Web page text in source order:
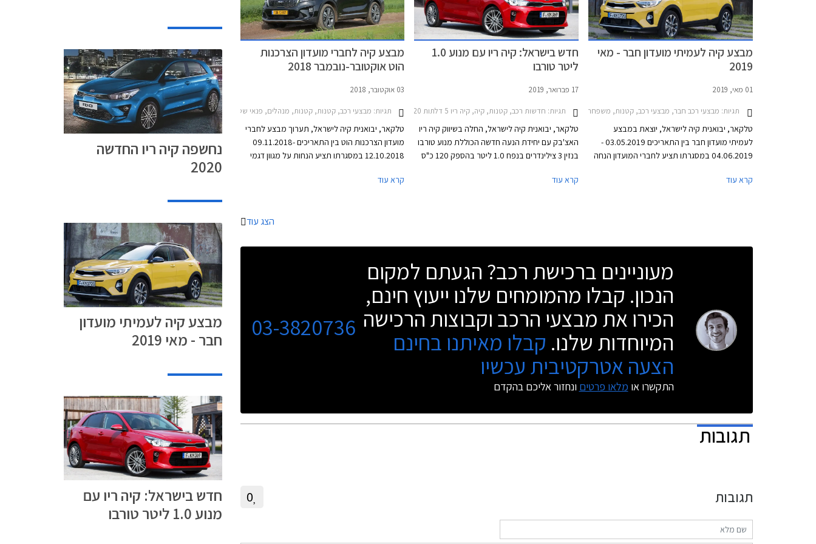
מבצע קיה לעמיתי מועדון חבר - מאי
2019
01 מאי, 2019
תגיות: מבצעי רכב חבר, מבצעי רכב, קטנות, משפחתיות, מיניוואנים, פנאי שטח, קיה, קיה ריו 5 דלתות 2017-2020, קיה קרניבל 2015-2018, קיה ספורטאז' 2019-2022, קיה סיד סטיישן 2019-2025, קיה סורנטו 2017-2021, קיה נירו 2016-2019, קיה קארנס 2013-2018, קיה סיד 5 דלתות 2019-2022, קיה פיקנטו 2017-2021קיה סטוניק 2018-2020
טלקאר, יבואנית קיה לישראל, יוצאת במבצע
לעמיתי מועדון חבר בין התאריכים 03.05.2019 -
04.06.2019 במסגרתו תציע לחברי המועדון הנחה
אוצר החייל בריבית מקסימלית של פריים מינוס
קרא עוד
חדש בישראל: קיה ריו עם מנוע 1.0
ליטר טורבו
17 פברואר, 2019
תגיות: חדשות רכב, קטנות, קיה, קיה ריו 5 דלתות 2017-2020מחירון רכב
טלקאר, יבואנית קיה לישראל, החלה בשיווק קיה ריו
האצ'בק עם יחידת הנעה חדשה הכוללת מנוע טורבו
בנזין 3 צילינדרים בנפח 1.0 ליטר בהספק 120 כ"ס
שהוצע עד כה.
קרא עוד
מבצע קיה לחברי מועדון הצרכנות
הוט אוקטובר-נובמבר 2018
03 אוקטובר, 2018
תגיות: מבצעי רכב, קטנות, קטנות, מנהלים, פנאי שטח, מיניוואנים, קיה, קיה ריו 5 דלתות 2017-2020, קיה אופטימה סדאן 2016-2020, קיה נירו 2016-2019, קיה סורנטו -2026, קיה סטוניק 2018-2020קיה ספורטאז' 2016-2019
טלקאר, יבואנית קיה לישראל, תערוך מבצע לחברי
מועדון הצרכנות הוט בין התאריכים 09.11.2018-
12.10.2018 במסגרתו תציע הנחות על מגוון דגמי
קרא עוד
הצג עוד
מעוניינים ברכישת רכב? הגעתם למקום
הנכון. קבלו מהמומחים שלנו ייעוץ חינם,
הכירו את מבצעי הרכב וקבוצות הרכישה
המיוחדות שלנו. קבלו מאיתנו בחינם
הצעה אטרקטיבית עכשיו
התקשרו או מלאו פרטים ונחזור אליכם בהקדם
03-3820736
תגובות
תגובות 0
נחשפה קיה ריו החדשה
2020
מבצע קיה לעמיתי מועדון
חבר - מאי 2019
חדש בישראל: קיה ריו עם
מנוע 1.0 ליטר טורבו